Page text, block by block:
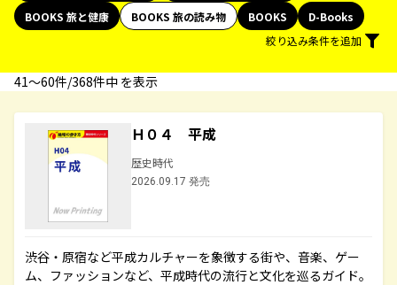
BOOKS 旅と健康
BOOKS 旅の読み物 BOOKS
D-Books
絞り込み条件を追加
41〜60件/368件中 を表示
Ｈ０４ 平成
歴史時代
2026.09.17 発売
渋谷・原宿など平成カルチャーを象徴する街や、音楽、ゲー
ム、ファッションなど、平成時代の流行と文化を巡るガイド。